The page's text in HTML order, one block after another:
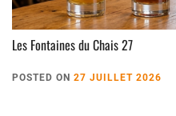
Les Fontaines du Chais 27
POSTED ON 27 JUILLET 2026